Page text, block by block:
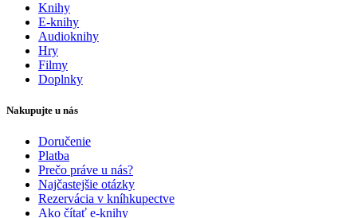
Knihy
E-knihy
Audioknihy
Hry
Filmy
Doplnky
Nakupujte u nás
Doručenie
Platba
Prečo práve u nás?
Najčastejšie otázky
Rezervácia v kníhkupectve
Ako čítať e-knihy